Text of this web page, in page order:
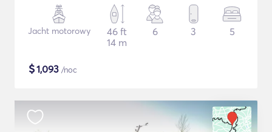
Jacht motorowy
46 ft
14 m
6 3 5
$1,093 /noc